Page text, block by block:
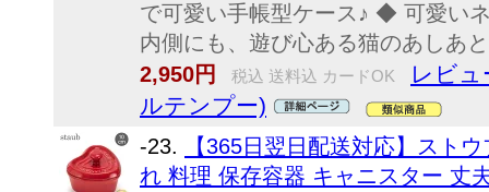
で可愛い手帳型ケース♪ ◆ 可愛い
内側にも、遊び心ある猫のあしあ
2,950円
税込 送料込 カードOK
レビュ
ルテンプー)
-23.
【365日翌日配送対応】スト
れ 料理 保存容器 キャニスター 丈